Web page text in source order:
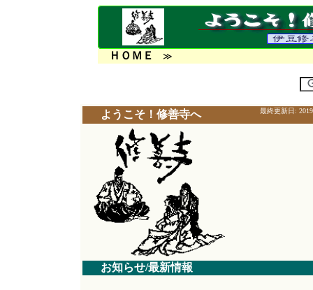
ＨＯＭＥ ≫
ようこそ！修善寺へ 最終更新日:
お知らせ/最新情報